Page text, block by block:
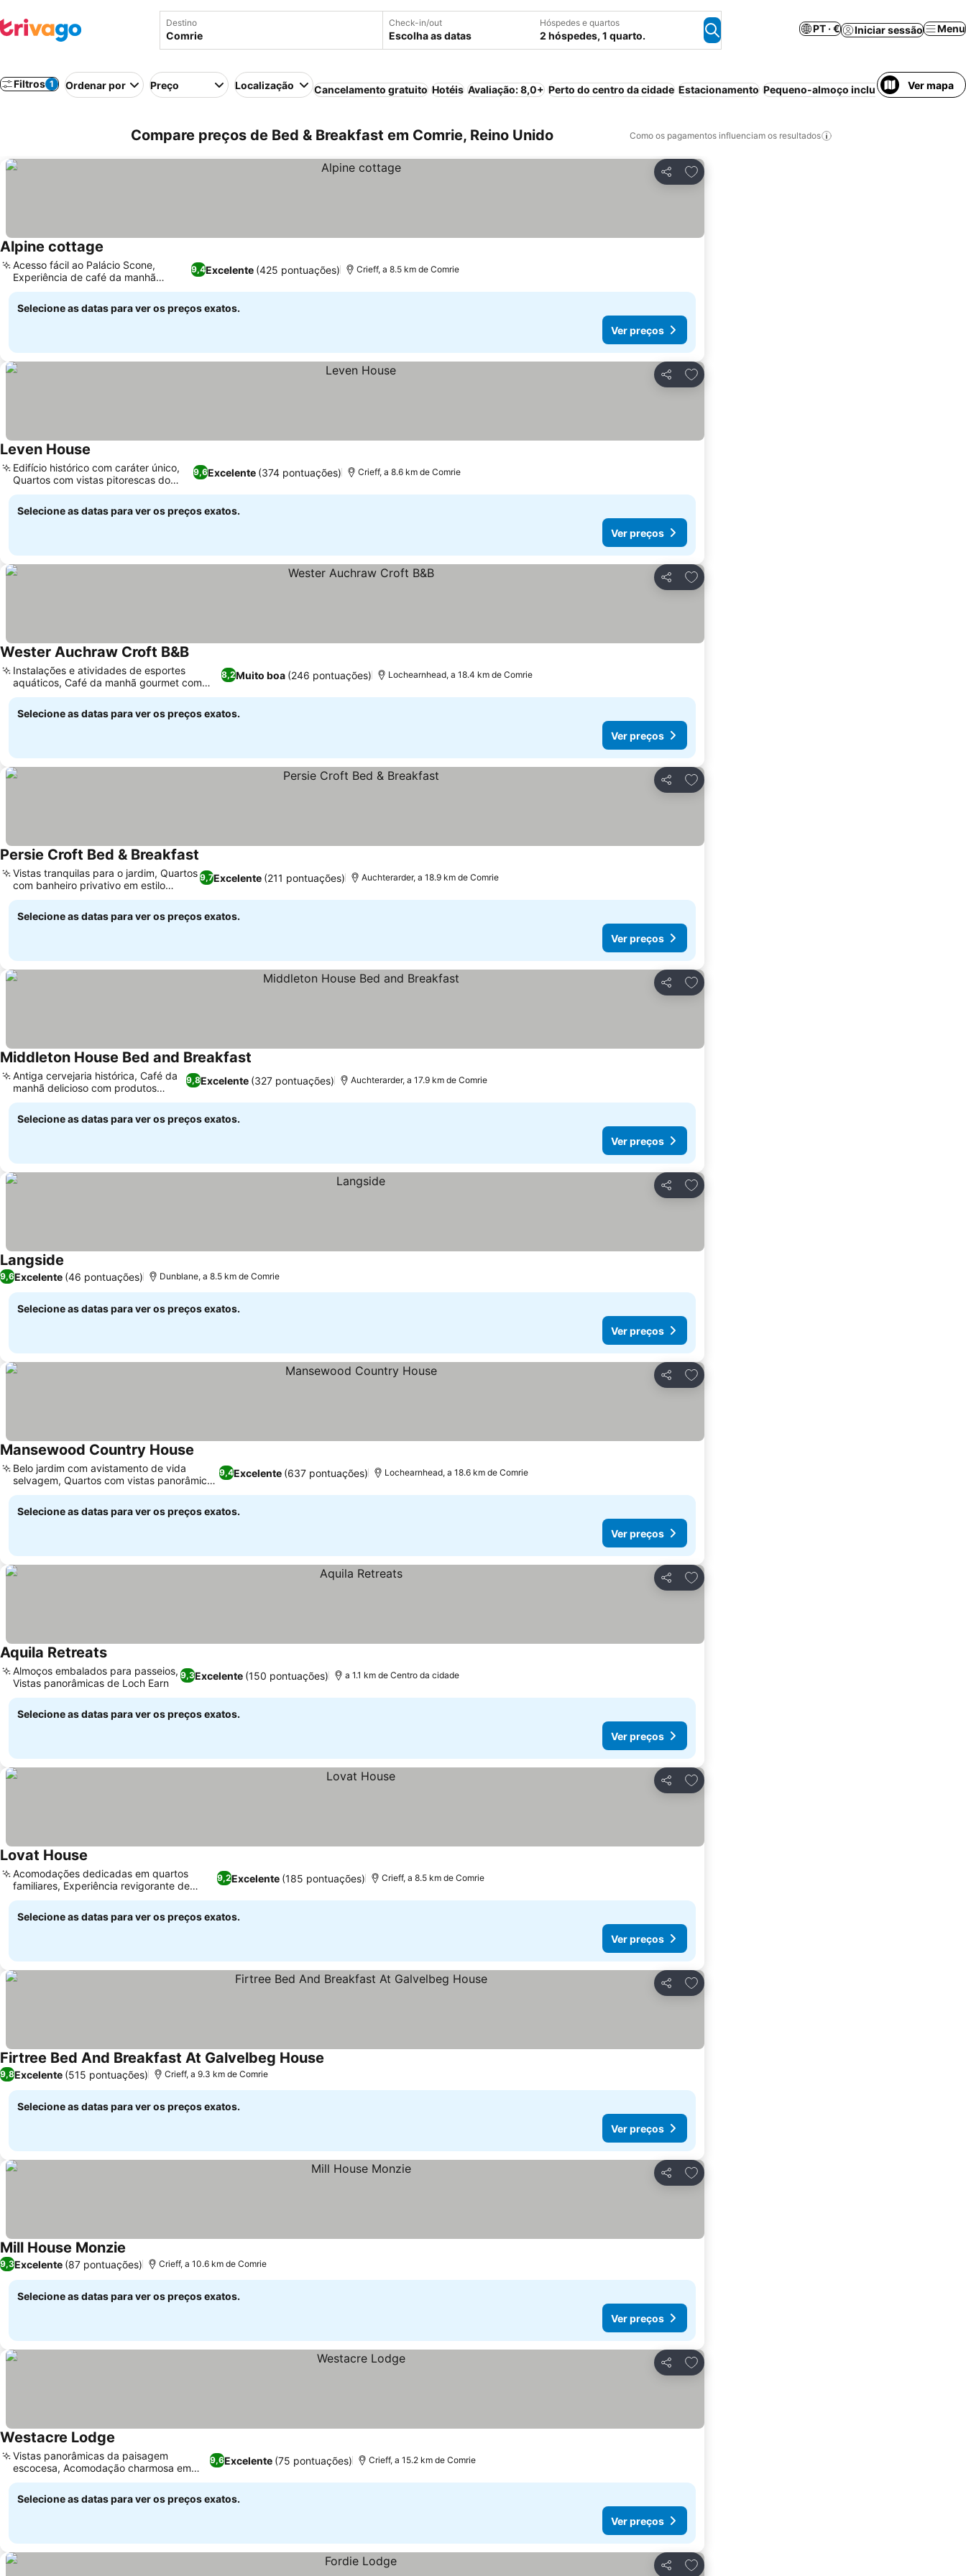
Destino Check-in/out
Escolha as datas
Hóspedes e quartos
2 hóspedes, 1 quarto.
PT · € Iniciar sessão Menu
Filtros 1 Ordenar por Preço Localização Cancelamento gratuito Hotéis Avaliação: 8,0+ Perto do centro da cidade Estacionamento Pequeno-almoço incluído Animais
Ver mapa
Compare preços de Bed & Breakfast em Comrie, Reino Unido Como os pagamentos influenciam os resultados
Partilhar
Adicionar aos favoritos
Alpine cottage
9,4Excelente (425 pontuações)
Acesso fácil ao Palácio Scone,
Experiência de café da manhã
personalizada
Crieff, a 8.5 km de Comrie
Selecione as datas para ver os preços exatos.
Ver preços
Partilhar
Adicionar aos favoritos
Leven House
9,6Excelente (374 pontuações)
Edifício histórico com caráter único,
Quartos com vistas pitorescas do
campo
Crieff, a 8.6 km de Comrie
Selecione as datas para ver os preços exatos.
Ver preços
Partilhar
Adicionar aos favoritos
Wester Auchraw Croft B&BVer preços
8,2Muito boa (246 pontuações)
Instalações e atividades de esportes
aquáticos, Café da manhã gourmet com
ingredientes locais
Lochearnhead, a 18.4 km de Comrie
Selecione as datas para ver os preços exatos.
Ver preços
Partilhar
Adicionar aos favoritos
Persie Croft Bed & Breakfast
9,7Excelente (211 pontuações)
Vistas tranquilas para o jardim, Quartos
com banheiro privativo em estilo
vintage
Auchterarder, a 18.9 km de Comrie
Selecione as datas para ver os preços exatos.
Ver preços
Partilhar
Adicionar aos favoritos
Middleton House Bed and Breakfast
9,8Excelente (327 pontuações)
Antiga cervejaria histórica, Café da
manhã delicioso com produtos
locais
Auchterarder, a 17.9 km de Comrie
Selecione as datas para ver os preços exatos.
Ver preços
Partilhar
Adicionar aos favoritos
Langside
9,6Excelente (46 pontuações) Dunblane, a 8.5 km de Comrie
Selecione as datas para ver os preços exatos.
Ver preços
Partilhar
Adicionar aos favoritos
Mansewood Country House
9,4Excelente (637 pontuações)
Belo jardim com avistamento de vida
selvagem, Quartos com vistas panorâmicas
da montanha
Lochearnhead, a 18.6 km de Comrie
Selecione as datas para ver os preços exatos.
Ver preços
Partilhar
Adicionar aos favoritos
Aquila RetreatsVer preços
9,3Excelente (150 pontuações)
Almoços embalados para passeios,
Vistas panorâmicas de Loch Earn
a 1.1 km de Centro da cidade
Selecione as datas para ver os preços exatos.
Ver preços
Partilhar
Adicionar aos favoritos
Lovat House
9,2Excelente (185 pontuações)
Acomodações dedicadas em quartos
familiares, Experiência revigorante de
chuveiro cascata
Crieff, a 8.5 km de Comrie
Selecione as datas para ver os preços exatos.
Ver preços
Partilhar
Adicionar aos favoritos
Firtree Bed And Breakfast At Galvelbeg House
9,8Excelente (515 pontuações) Crieff, a 9.3 km de Comrie
Selecione as datas para ver os preços exatos.
Ver preços
Partilhar
Adicionar aos favoritos
Mill House Monzie Ver preços
9,3Excelente (87 pontuações) Crieff, a 10.6 km de Comrie
Selecione as datas para ver os preços exatos.
Ver preços
Partilhar
Adicionar aos favoritos
Westacre Lodge
9,6Excelente (75 pontuações)
Vistas panorâmicas da paisagem
escocesa, Acomodação charmosa em
chalé-bangalô
Crieff, a 15.2 km de Comrie
Selecione as datas para ver os preços exatos.
Ver preços
Partilhar
Adicionar aos favoritos